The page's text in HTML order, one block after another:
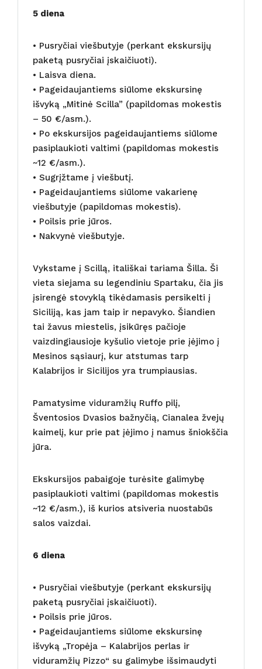
5 diena
• Pusryčiai viešbutyje (perkant ekskursijų
paketą pusryčiai įskaičiuoti).
• Laisva diena.
• Pageidaujantiems siūlome ekskursinę
išvyką „Mitinė Scilla” (papildomas mokestis
– 50 €/asm.).
• Po ekskursijos pageidaujantiems siūlome
pasiplaukioti valtimi (papildomas mokestis
~12 €/asm.).
• Sugrįžtame į viešbutį.
• Pageidaujantiems siūlome vakarienę
viešbutyje (papildomas mokestis).
• Poilsis prie jūros.
• Nakvynė viešbutyje.
Vykstame į Scillą, itališkai tariama Šilla. Ši
vieta siejama su legendiniu Spartaku, čia jis
įsirengė stovyklą tikėdamasis persikelti į
Siciliją, kas jam taip ir nepavyko. Šiandien
tai žavus miestelis, įsikūręs pačioje
vaizdingiausioje kyšulio vietoje prie įėjimo į
Mesinos sąsiaurį, kur atstumas tarp
Kalabrijos ir Sicilijos yra trumpiausias.
Pamatysime viduramžių Ruffo pilį,
Šventosios Dvasios bažnyčią, Cianalea žvejų
kaimelį, kur prie pat įėjimo į namus šniokščia
jūra.
Ekskursijos pabaigoje turėsite galimybę
pasiplaukioti valtimi (papildomas mokestis
~12 €/asm.), iš kurios atsiveria nuostabūs
salos vaizdai.
6 diena
• Pusryčiai viešbutyje (perkant ekskursijų
paketą pusryčiai įskaičiuoti).
• Poilsis prie jūros.
• Pageidaujantiems siūlome ekskursinę
išvyką „Tropėja – Kalabrijos perlas ir
viduramžių Pizzo“ su galimybe išsimaudyti